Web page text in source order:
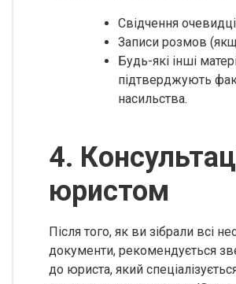
Свідчення
Записи розмов
Будь-які інші
підтверджують
насильства.
4.
юристом
Після того, як ви зібрали всі
документи, рекомендується
до юриста, який